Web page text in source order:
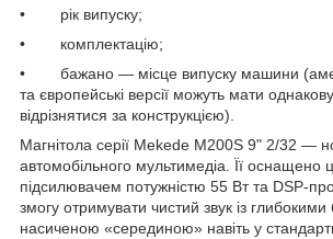
• рік випуску;
• комплектацію;
• бажано — місце випуску машини
та європейські версії можуть мати
відрізнятися за конструкцією).
Магнітола серії Mekede M200S 9" 2/32 —
автомобільного мультимедіа. Її оснащено
підсилювачем потужністю 55 Вт та DSP-
змогу отримувати чистий звук із
насиченою «серединою» навіть у